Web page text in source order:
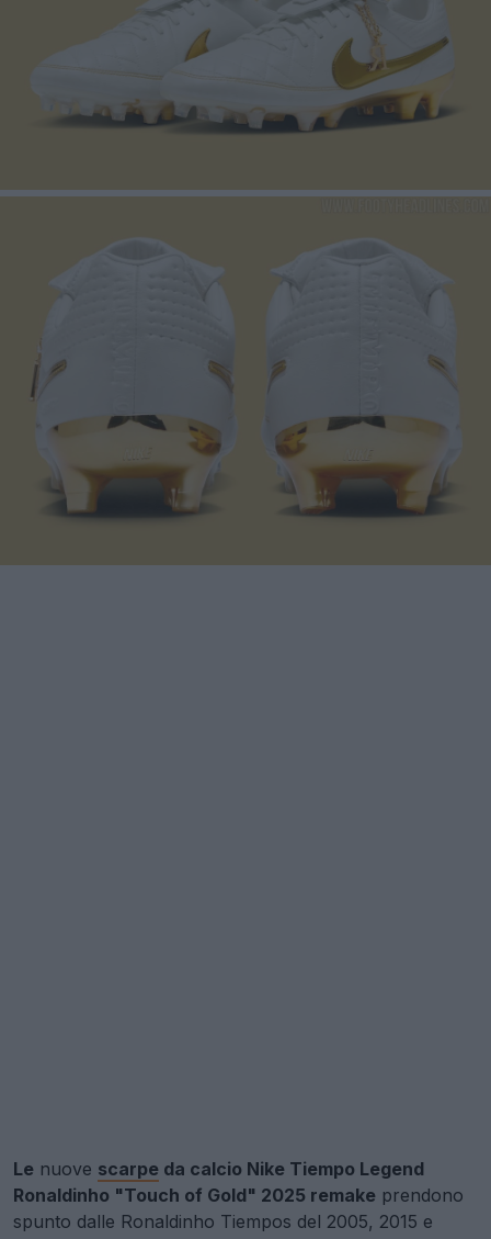
Le nuove scarpe da calcio Nike Tiempo Legend
Ronaldinho "Touch of Gold" 2025 remake prendono
spunto dalle Ronaldinho Tiempos del 2005, 2015 e